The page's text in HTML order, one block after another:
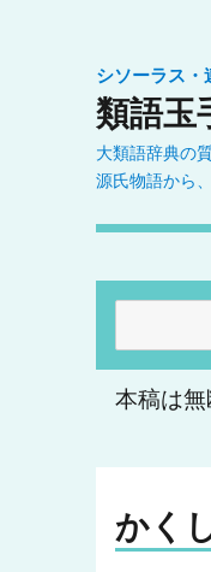
シソーラス・
類語玉
大類語辞典の
源氏物語から
索:
本稿は無
かく